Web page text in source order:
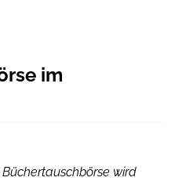
im
Büchertauschbörse wird